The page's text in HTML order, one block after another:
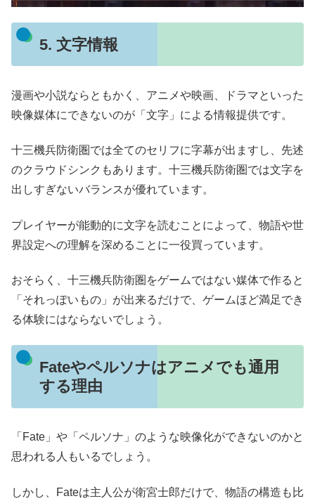
5. 文字情報
漫画や小説ならともかく、アニメや映画、ドラマといった
映像媒体にできないのが「文字」による情報提供です。
十三機兵防衛圏では全てのセリフに字幕が出ますし、先述
のクラウドシンクもあります。十三機兵防衛圏では文字を
出しすぎないバランスが優れています。
プレイヤーが能動的に文字を読むことによって、物語や世
界設定への理解を深めることに一役買っています。
おそらく、十三機兵防衛圏をゲームではない媒体で作ると
「それっぽいもの」が出来るだけで、ゲームほど満足でき
る体験にはならないでしょう。
Fateやペルソナはアニメでも通用
する理由
「Fate」や「ペルソナ」のような映像化ができないのかと
思われる人もいるでしょう。
しかし、Fateは主人公が衛宮士郎だけで、物語の構造も比